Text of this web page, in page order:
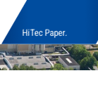
HiTec Paper.